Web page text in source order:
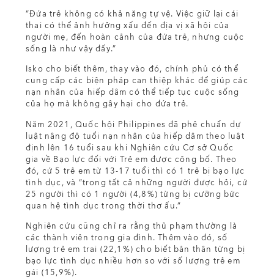
“Đứa trẻ không có khả năng tự vệ. Việc giữ lại cái
thai có thể ảnh hưởng xấu đến địa vị xã hội của
người mẹ, đến hoàn cảnh của đứa trẻ, nhưng cuộc
sống là như vậy đấy.”
Isko cho biết thêm, thay vào đó, chính phủ có thể
cung cấp các biện pháp can thiệp khác để giúp các
nạn nhân của hiếp dâm có thể tiếp tục cuộc sống
của họ mà không gây hại cho đứa trẻ.
Năm 2021, Quốc hội Philippines đã phê chuẩn dự
luật nâng độ tuổi nạn nhân của hiếp dâm theo luật
định lên 16 tuổi sau khi Nghiên cứu Cơ sở Quốc
gia về Bạo lực đối với Trẻ em được công bố. Theo
đó, cứ 5 trẻ em từ 13-17 tuổi thì có 1 trẻ bị bạo lực
tình dục, và “trong tất cả những người được hỏi, cứ
25 người thì có 1 người (4,8%) từng bị cưỡng bức
quan hệ tình dục trong thời thơ ấu.”
Nghiên cứu cũng chỉ ra rằng thủ phạm thường là
các thành viên trong gia đình. Thêm vào đó, số
lượng trẻ em trai (22,1%) cho biết bản thân từng bị
bạo lực tình dục nhiều hơn so với số lượng trẻ em
gái (15,9%).